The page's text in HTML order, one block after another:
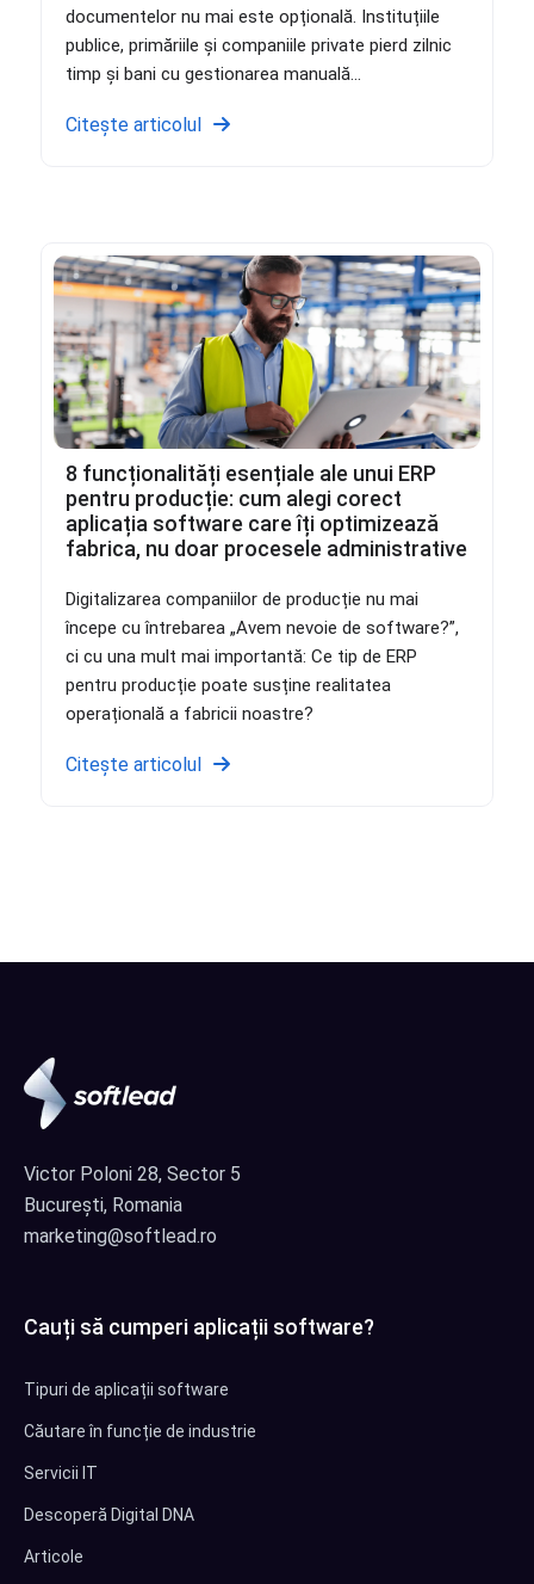
documentelor nu mai este opțională. Instituțiile
publice, primăriile și companiile private pierd zilnic
timp și bani cu gestionarea manuală...
Citește articolul
8 funcționalități esențiale ale unui ERP
pentru producție: cum alegi corect
aplicația software care îți optimizează
fabrica, nu doar procesele administrative
Digitalizarea companiilor de producție nu mai
începe cu întrebarea „Avem nevoie de software?”,
ci cu una mult mai importantă: Ce tip de ERP
pentru producție poate susține realitatea
operațională a fabricii noastre?
Citește articolul
Victor Poloni 28, Sector 5
București, Romania
marketing@softlead.ro
Cauți să cumperi aplicații software?
Tipuri de aplicații software
Căutare în funcție de industrie
Servicii IT
Descoperă Digital DNA
Articole